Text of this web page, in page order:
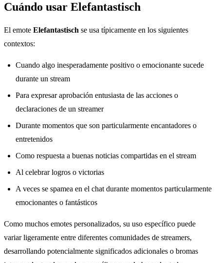
Cuándo usar Elefantastisch
El emote Elefantastisch se usa típicamente en los siguientes
contextos:
Cuando algo inesperadamente positivo o emocionante sucede
durante un stream
Para expresar aprobación entusiasta de las acciones o
declaraciones de un streamer
Durante momentos que son particularmente encantadores o
entretenidos
Como respuesta a buenas noticias compartidas en el stream
Al celebrar logros o victorias
A veces se spamea en el chat durante momentos particularmente
emocionantes o fantásticos
Como muchos emotes personalizados, su uso específico puede
variar ligeramente entre diferentes comunidades de streamers,
desarrollando potencialmente significados adicionales o bromas